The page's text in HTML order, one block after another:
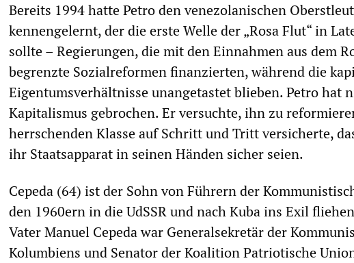
Bereits 1994 hatte Petro den venezolanischen
kennengelernt, der die erste Welle der „Rosa Flut“ in
sollte – Regierungen, die mit den Einnahmen aus dem
begrenzte Sozialreformen finanzierten, während die
Eigentumsverhältnisse unangetastet blieben. Petro hat
Kapitalismus gebrochen. Er versuchte, ihn zu
herrschenden Klasse auf Schritt und Tritt versicherte,
ihr Staatsapparat in seinen Händen sicher seien.
Cepeda (64) ist der Sohn von Führern der
den 1960ern in die UdSSR und nach Kuba ins Exil
Vater Manuel Cepeda war Generalsekretär der
Kolumbiens und Senator der Koalition Patriotische